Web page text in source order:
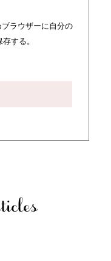
ラウザーに自分の
する。